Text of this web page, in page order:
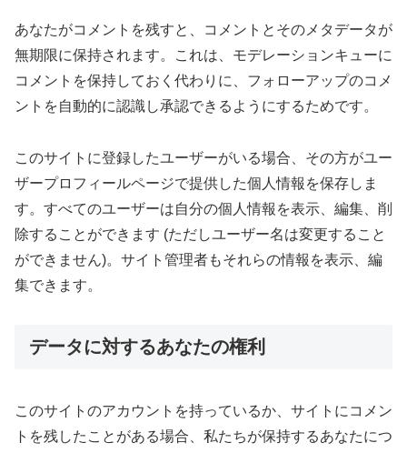
あなたがコメントを残すと、コメントとそのメタデータが
無期限に保持されます。これは、モデレーションキューに
コメントを保持しておく代わりに、フォローアップのコメ
ントを自動的に認識し承認できるようにするためです。
このサイトに登録したユーザーがいる場合、その方がユー
ザープロフィールページで提供した個人情報を保存しま
す。すべてのユーザーは自分の個人情報を表示、編集、削
除することができます (ただしユーザー名は変更すること
ができません)。サイト管理者もそれらの情報を表示、編
集できます。
データに対するあなたの権利
このサイトのアカウントを持っているか、サイトにコメン
トを残したことがある場合、私たちが保持するあなたにつ